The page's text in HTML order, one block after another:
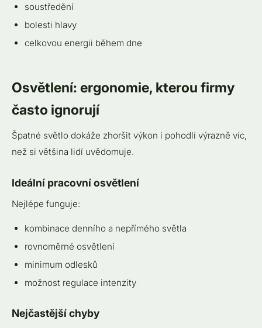
soustředění
bolesti hlavy
celkovou energii během dne
Osvětlení: ergonomie, kterou firmy
často ignorují
Špatné světlo dokáže zhoršit výkon i pohodlí výrazně víc,
než si většina lidí uvědomuje.
Ideální pracovní osvětlení
Nejlépe funguje:
kombinace denního a nepřímého světla
rovnoměrné osvětlení
minimum odlesků
možnost regulace intenzity
Nejčastější chyby